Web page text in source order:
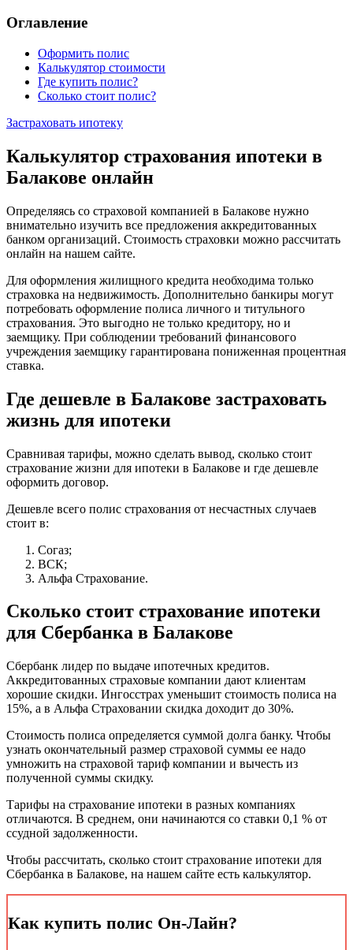
Оглавление
Оформить полис
Калькулятор стоимости
Где купить полис?
Сколько стоит полис?
Застраховать ипотеку
Калькулятор страхования ипотеки в
Балакове онлайн
Определяясь со страховой компанией в Балакове нужно
внимательно изучить все предложения аккредитованных
банком организаций. Стоимость страховки можно рассчитать
онлайн на нашем сайте.
Для оформления жилищного кредита необходима только
страховка на недвижимость. Дополнительно банкиры могут
потребовать оформление полиса личного и титульного
страхования. Это выгодно не только кредитору, но и
заемщику. При соблюдении требований финансового
учреждения заемщику гарантирована пониженная процентная
ставка.
Где дешевле в Балакове застраховать
жизнь для ипотеки
Сравнивая тарифы, можно сделать вывод, сколько стоит
страхование жизни для ипотеки в Балакове и где дешевле
оформить договор.
Дешевле всего полис страхования от несчастных случаев
стоит в:
Согаз;
ВСК;
Альфа Страхование.
Сколько стоит страхование ипотеки
для Сбербанка в Балакове
Сбербанк лидер по выдаче ипотечных кредитов.
Аккредитованных страховые компании дают клиентам
хорошие скидки. Ингосстрах уменьшит стоимость полиса на
15%, а в Альфа Страховании скидка доходит до 30%.
Стоимость полиса определяется суммой долга банку. Чтобы
узнать окончательный размер страховой суммы ее надо
умножить на страховой тариф компании и вычесть из
полученной суммы скидку.
Тарифы на страхование ипотеки в разных компаниях
отличаются. В среднем, они начинаются со ставки 0,1 % от
ссудной задолженности.
Чтобы рассчитать, сколько стоит страхование ипотеки для
Сбербанка в Балакове, на нашем сайте есть калькулятор.
Как купить полис Он-Лайн?